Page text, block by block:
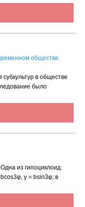
обществе.
в обществе
было
из гипоциклоид.
у = bsin3φ; в